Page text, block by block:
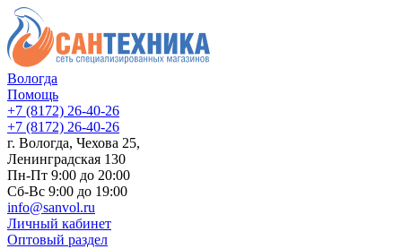
Вологда
Помощь
+7 (8172) 26-40-26
+7 (8172) 26-40-26
г. Вологда, Чехова 25,
Ленинградская 130
Пн-Пт 9:00 до 20:00
Сб-Вс 9:00 до 19:00
info@sanvol.ru
Личный кабинет
Оптовый раздел